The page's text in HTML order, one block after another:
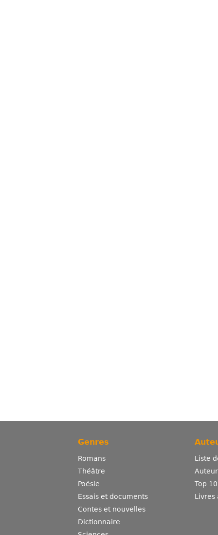
Genres
Romans
Théâtre
Poésie
Essais et documents
Contes et nouvelles
Dictionnaire
Liste
Top
Livres